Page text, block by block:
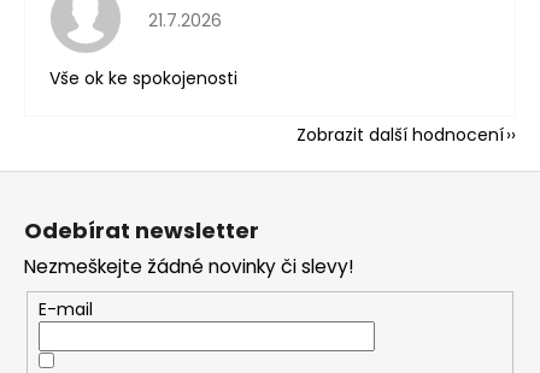
Hodnocení obchodu je 5 z 5 hvězdiček.
21.7.2026
Vše ok ke spokojenosti
Zobrazit další hodnocení
Odebírat newsletter
Nezmeškejte žádné novinky či slevy!
E-mail